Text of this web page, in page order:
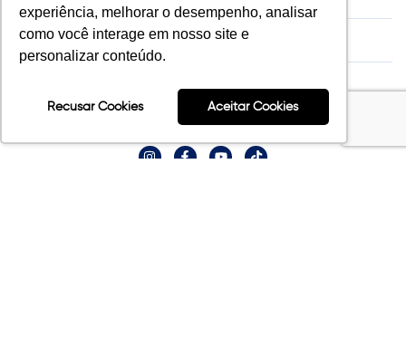
experiência, melhorar o desempenho, analisar
como você interage em nosso site e
personalizar conteúdo.
Recusar Cookies Aceitar Cookies
ACONTECE NA FAESA